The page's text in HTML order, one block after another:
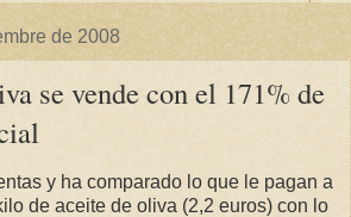
de 2008
se vende con el 171% de
y ha comparado lo que le pagan a
de aceite de oliva (2,2 euros) con lo